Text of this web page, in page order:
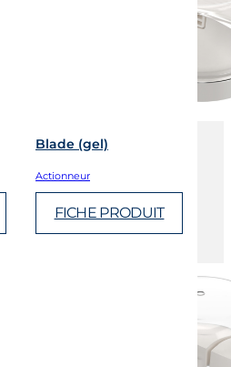
Blade (gel)
Actionneur
FICHE PRODUIT